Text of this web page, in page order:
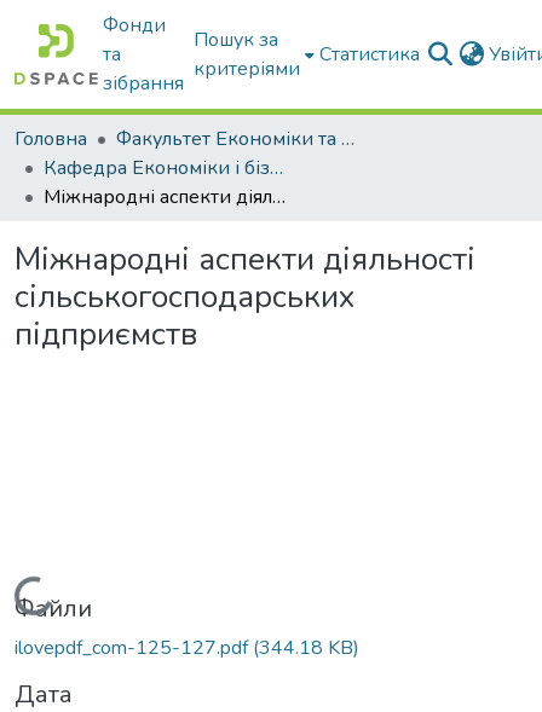
Фонди
та
зібрання
Пошук за
критеріями
Статистика
Головна
Факультет Економіки та бізнесу
Кафедра Економіки і бізнесу
Міжнародні аспекти діяльності сільськогосподарських підприємств
Міжнародні аспекти діяльності
сільськогосподарських
підприємств
Вантажиться...
Файли
ilovepdf_com-125-127.pdf(344.18 KB)
Дата